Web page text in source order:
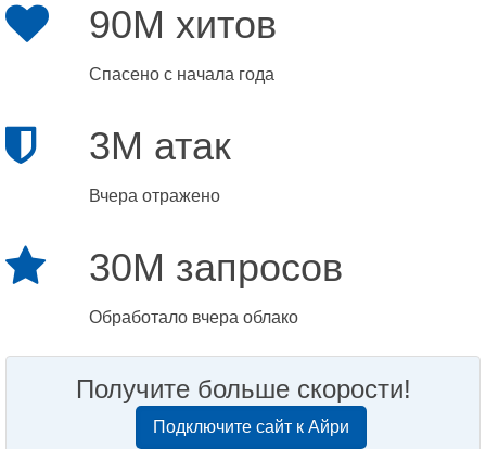
90M хитов
Спасено с начала года
3M атак
Вчера отражено
30M запросов
Обработало вчера облако
Получите больше скорости!
Подключите сайт к Айри